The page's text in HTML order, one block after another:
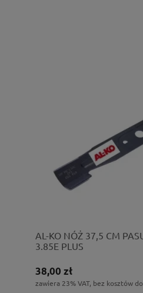
AL-KO NÓŻ 37,5 CM
3.85E PLUS
38,00 zł
zawiera 23% VAT, bez kosztów